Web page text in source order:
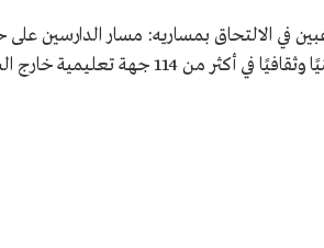
في الالتحاق بمساريه: مسار الدارسين
قبول مسبق، نحو 14 تخصصًا فنيًا